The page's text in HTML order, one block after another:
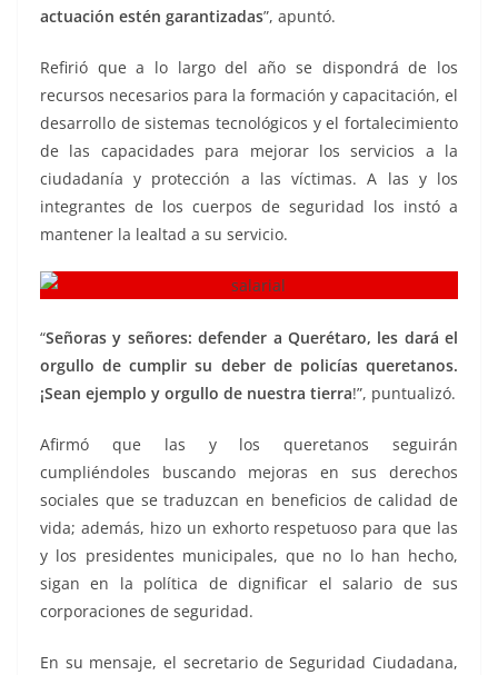
actuación estén garantizadas”, apuntó.
Refirió que a lo largo del año se dispondrá de los
recursos necesarios para la formación y capacitación, el
desarrollo de sistemas tecnológicos y el fortalecimiento
de las capacidades para mejorar los servicios a la
ciudadanía y protección a las víctimas. A las y los
integrantes de los cuerpos de seguridad los instó a
mantener la lealtad a su servicio.
“Señoras y señores: defender a Querétaro, les dará el
orgullo de cumplir su deber de policías queretanos.
¡Sean ejemplo y orgullo de nuestra tierra!”, puntualizó.
Afirmó que las y los queretanos seguirán
cumpliéndoles buscando mejoras en sus derechos
sociales que se traduzcan en beneficios de calidad de
vida; además, hizo un exhorto respetuoso para que las
y los presidentes municipales, que no lo han hecho,
sigan en la política de dignificar el salario de sus
corporaciones de seguridad.
En su mensaje, el secretario de Seguridad Ciudadana,